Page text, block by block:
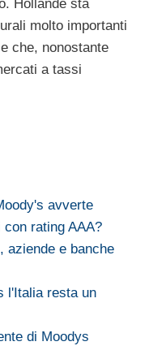
Hollande sta
molto importanti
che, nonostante
a tassi
avverte
rating AAA?
aziende e banche
l'Italia resta un
di Moodys